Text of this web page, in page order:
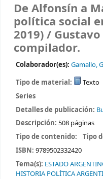
De Alfonsín a
política social
2019) /
compilador.
Colaborador(es): Gamallo,
Tipo de material:
Texto
Series
Detalles de publicación:
Descripción: 508 páginas
Tipo de contenido:
Tipo
ISBN: 9789502332420
Tema(s): ESTADO
HISTORIA POLÍTICA